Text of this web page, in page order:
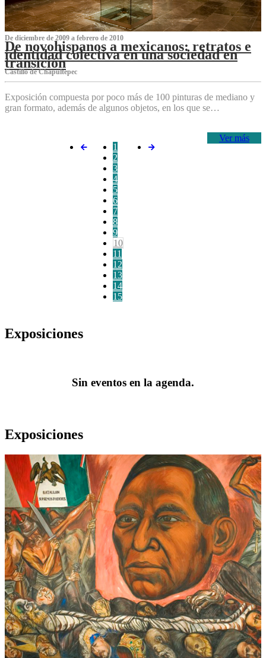
De diciembre de 2009 a febrero de 2010
De novohispanos a mexicanos: retratos e
identidad colectiva en una sociedad en
transición
Castillo de Chapultepec
Exposición compuesta por poco más de 100 pinturas de mediano y
gran formato, además de algunos objetos, en los que se…
Ver más
1
2
3
4
5
6
7
8
9
10
11
12
13
14
15
Exposiciones
Sin eventos en la agenda.
Exposiciones